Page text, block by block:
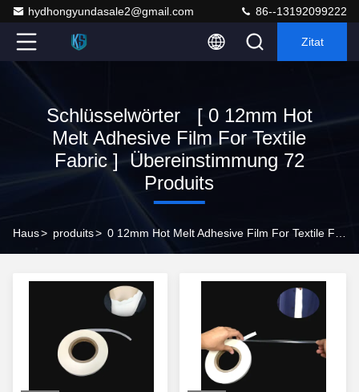
hydhongyundasale2@gmail.com 86--13192099222
Zitat
Schlüsselwörter [ 0 12mm Hot
Melt Adhesive Film For Textile
Fabric ] Übereinstimmung 72
Produits
Haus> produits>